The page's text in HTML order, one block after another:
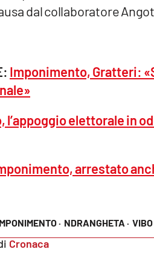
· NDRANGHETA ·
Cronaca
dal collaboratore
Imponimento, Gratteri:
elettorale in
arrestato